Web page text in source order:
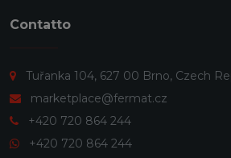
Contatto
Tuřanka 104, 627 00 Brno, Czech
marketplace@fermat.cz
+420 720 864 244
+420 720 864 244